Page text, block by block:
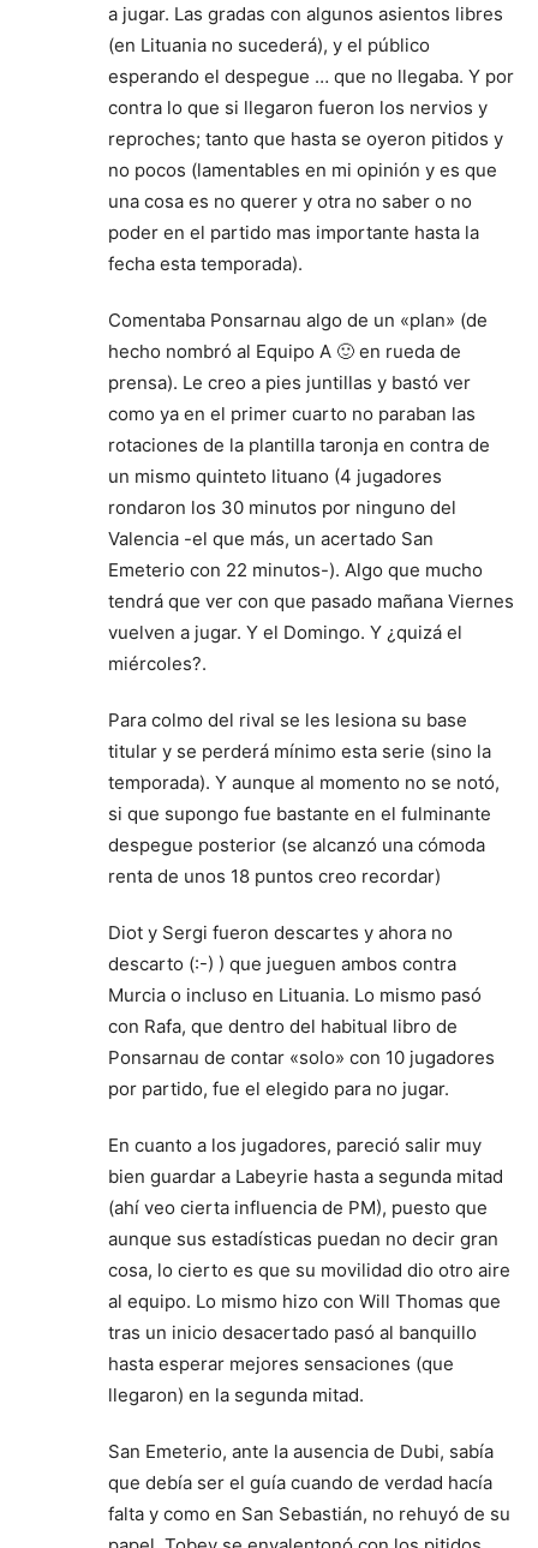
a jugar. Las gradas con algunos asientos libres
(en Lituania no sucederá), y el público
esperando el despegue … que no llegaba. Y por
contra lo que si llegaron fueron los nervios y
reproches; tanto que hasta se oyeron pitidos y
no pocos (lamentables en mi opinión y es que
una cosa es no querer y otra no saber o no
poder en el partido mas importante hasta la
fecha esta temporada).
Comentaba Ponsarnau algo de un «plan» (de
hecho nombró al Equipo A 🙂 en rueda de
prensa). Le creo a pies juntillas y bastó ver
como ya en el primer cuarto no paraban las
rotaciones de la plantilla taronja en contra de
un mismo quinteto lituano (4 jugadores
rondaron los 30 minutos por ninguno del
Valencia -el que más, un acertado San
Emeterio con 22 minutos-). Algo que mucho
tendrá que ver con que pasado mañana Viernes
vuelven a jugar. Y el Domingo. Y ¿quizá el
miércoles?.
Para colmo del rival se les lesiona su base
titular y se perderá mínimo esta serie (sino la
temporada). Y aunque al momento no se notó,
si que supongo fue bastante en el fulminante
despegue posterior (se alcanzó una cómoda
renta de unos 18 puntos creo recordar)
Diot y Sergi fueron descartes y ahora no
descarto (:-) ) que jueguen ambos contra
Murcia o incluso en Lituania. Lo mismo pasó
con Rafa, que dentro del habitual libro de
Ponsarnau de contar «solo» con 10 jugadores
por partido, fue el elegido para no jugar.
En cuanto a los jugadores, pareció salir muy
bien guardar a Labeyrie hasta a segunda mitad
(ahí veo cierta influencia de PM), puesto que
aunque sus estadísticas puedan no decir gran
cosa, lo cierto es que su movilidad dio otro aire
al equipo. Lo mismo hizo con Will Thomas que
tras un inicio desacertado pasó al banquillo
hasta esperar mejores sensaciones (que
llegaron) en la segunda mitad.
San Emeterio, ante la ausencia de Dubi, sabía
que debía ser el guía cuando de verdad hacía
falta y como en San Sebastián, no rehuyó de su